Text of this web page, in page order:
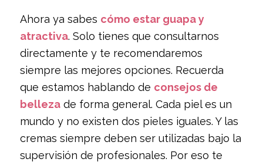
Ahora ya sabes cómo estar guapa y
atractiva. Solo tienes que consultarnos
directamente y te recomendaremos
siempre las mejores opciones. Recuerda
que estamos hablando de consejos de
bellezade forma general. Cada piel es un
mundo y no existen dos pieles iguales. Y las
cremas siempre deben ser utilizadas bajo la
supervisión de profesionales. Por eso te